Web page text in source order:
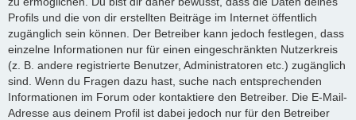
Profils und die von dir erstellten Beiträge im Internet öffentlich
zugänglich sein können. Der Betreiber kann jedoch festlegen, dass
einzelne Informationen nur für einen eingeschränkten Nutzerkreis
(z. B. andere registrierte Benutzer, Administratoren etc.) zugänglich
sind. Wenn du Fragen dazu hast, suche nach entsprechenden
Informationen im Forum oder kontaktiere den Betreiber. Die E-Mail-
Adresse aus deinem Profil ist dabei jedoch nur für den Betreiber